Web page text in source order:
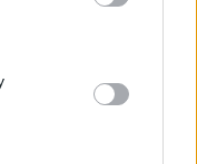
in below Google
solito si intende come
avviamento ? Ovvero il